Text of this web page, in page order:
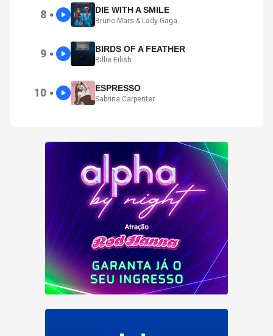
8 ● DIE WITH A SMILE
Bruno Mars & Lady Gaga
9 ● BIRDS OF A FEATHER
Billie Eilish
10 ● ESPRESSO
Sabrina Carpenter